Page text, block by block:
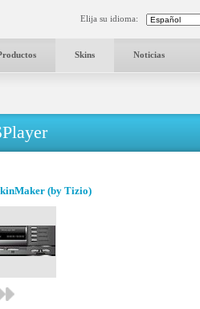
Elija su idioma:
Skins Noticias
(by Tizio)